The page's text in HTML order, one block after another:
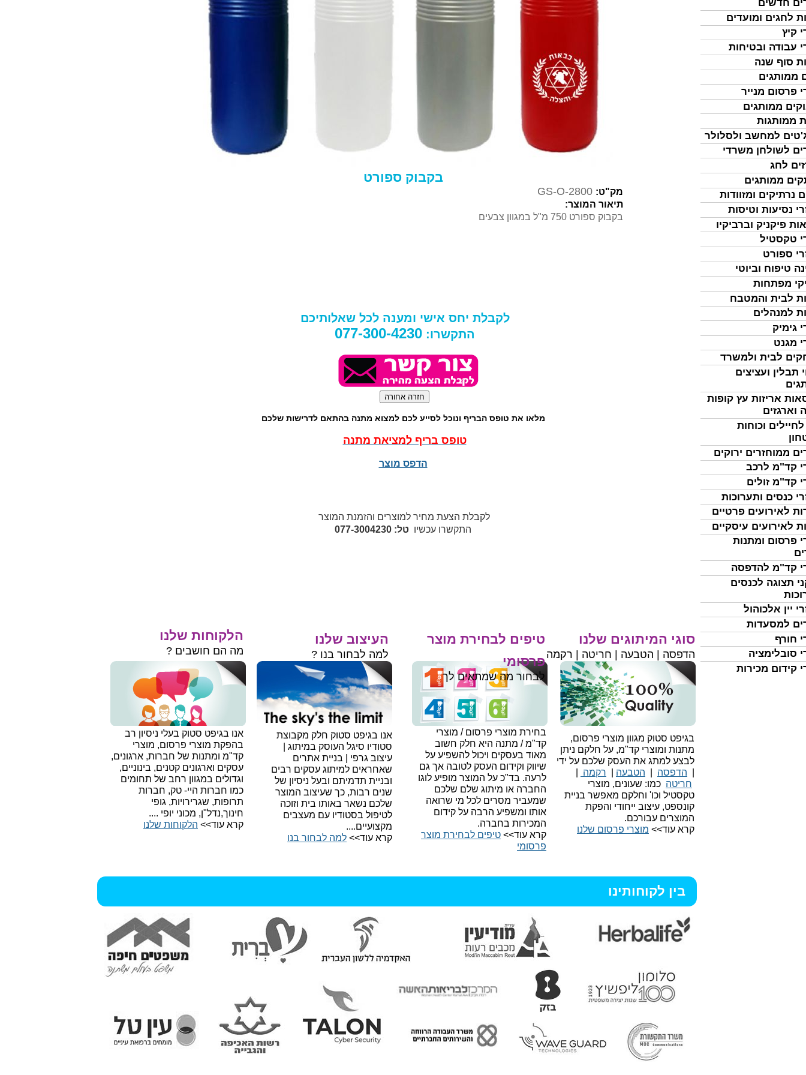
חדשים
לחגים ומועדים
קיץ
עבודה ובטיחות
סוף שנה
ממותגים
פרסום מנייר
ממותגים
ממותגות
למחשב ולסלולר
לשולחן משרדי
לחג
ממותגים
נרתיקים ומזוודות
נסיעות וטיסות
פיקניק וברביקיו
טקסטיל
ספורט
טיפוח וביוטי
מפתחות
לבית והמטבח
למנהלים
גימיק
מגנט
לבית ולמשרד
תבלין ועציצים
אריזות עץ קופות
וארגזים
לחיילים וכוחות
ממוחזרים ירוקים
קד"מ לרכב
קד"מ זולים
כנסים ותערוכות
לאירועים פרטיים
לאירועים עיסקיים
פרסום ומתנות
קד"מ להדפסה
תצוגה לכנסים
יין אלכוהול
למסעדות
חורף
סובלימציה
קידום מכירות
בקבוק ספורט
מק"ט: GS-O-2800
תיאור המוצר:
בקבוק ספורט 750 מ"ל במגוון צבעים
לקבלת יחס אישי ומענה לכל שאלותיכם
התקשרו: 077-300-4230
מלאו את טופס הבריף ונוכל לסייע לכם למצוא מתנה בהתאם לדרישות שלכם
טופס בריף למציאת מתנה
הדפס מוצר
לקבלת הצעת מחיר למוצרים והזמנת המוצר
התקשרו עכשיו טל: 077-3004230
אנו בגיפט סטוק חלק מקבוצת
סטודיו סיגל העוסק במיתוג |
עיצוב גרפי | בניית אתרים
שאחראים למיתוג עסקים רבים
ובניית תדמיתם ובעל ניסיון של
שנים רבות, כך שעיצוב המוצר
שלכם נשאר באותו בית וזוכה
לטיפול בסטודיו עם מעצבים
מקצועיים....
קרא עוד>> למה לבחור בנו​
בגיפט סטוק מגוון מוצרי פרסום,
מתנות ומוצרי קד"מ, על חלקם ניתן
לבצע למתג את העסק שלכם על ידי
הדפסה הטבעה רקמה
חריטה כמו: שעונים, מוצרי
טקסטיל וכו' וחלקם מאפשר בניית
קונספט, עיצוב ייחודי והפקת
המוצרים עבורכם.
קרא עוד>> מוצרי פרסום שלנו
אנו בגיפט סטוק בעלי ניסיון רב
בהפקת מוצרי פרסום, מוצרי
קד"מ ומתנות של חברות, ארגונים,
עסקים וארגונים קטנים, בינוניים,
וגדולים במגוון רחב של תחומים
כמו חברות היי- טק, חברות
תרופות, שגרירויות, גופי
חינוך,נדל"ן, מכוני יופי ....
קרא עוד>> הלקוחות שלנו
בחירת מוצרי פרסום / מוצרי
קד"מ / מתנה היא חלק חשוב
מאוד בעסקים ויכול להשפיע על
שיווק וקידום העסק לטובה אך גם
לרעה. בד"כ על המוצר מופיע לוגו
החברה או מיתוג שלם שלכם
שמעביר מסרים לכל מי שרואה
אותו ומשפיע הרבה על קידום
המכירות בחברה.
קרא עוד>> טיפים לבחירת מוצר
פרסומי
טיפים לבחירת מוצר
פרסומי
לבחור מה שמתאים לך
העיצוב שלנו
למה לבחור בנו ?
סוגי המיתוגים שלנו
הדפסה | הטבעה | חריטה | רקמה
הלקוחות שלנו
מה הם חושבים ?
בין לקוחותינו